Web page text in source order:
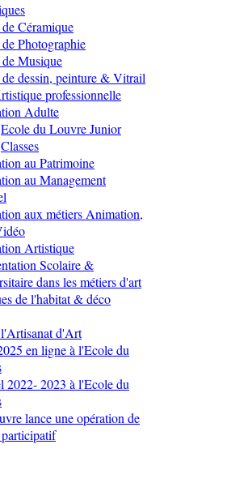
Céramique
Photographie
Musique
dessin, peinture & Vitrail
professionnelle
Adulte
Ecole du Louvre Junior
Classes
au Patrimoine
au Management
aux métiers Animation,
Artistique
Scolaire &
dans les métiers d'art
de l'habitat & déco
d'Art
en ligne à l'Ecole du
2022- 2023 à l'Ecole du
lance une opération de